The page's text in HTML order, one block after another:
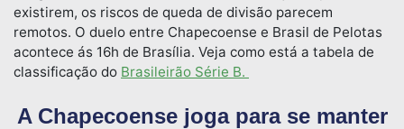
existirem, os riscos de queda de divisão parecem
remotos. O duelo entre Chapecoense e Brasil de Pelotas
acontece ás 16h de Brasília. Veja como está a tabela de
classificação do Brasileirão Série B.
A Chapecoense joga para se manter